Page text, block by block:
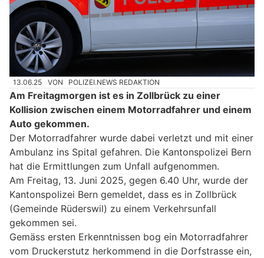
13.06.25 VON POLIZEI.NEWS REDAKTION
Am Freitagmorgen ist es in Zollbrück zu einer
Kollision zwischen einem Motorradfahrer und einem
Auto gekommen.
Der Motorradfahrer wurde dabei verletzt und mit einer
Ambulanz ins Spital gefahren. Die Kantonspolizei Bern
hat die Ermittlungen zum Unfall aufgenommen.
Am Freitag, 13. Juni 2025, gegen 6.40 Uhr, wurde der
Kantonspolizei Bern gemeldet, dass es in Zollbrück
(Gemeinde Rüderswil) zu einem Verkehrsunfall
gekommen sei.
Gemäss ersten Erkenntnissen bog ein Motorradfahrer
vom Druckerstutz herkommend in die Dorfstrasse ein,